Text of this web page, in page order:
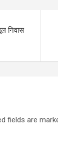
निवास
fields are